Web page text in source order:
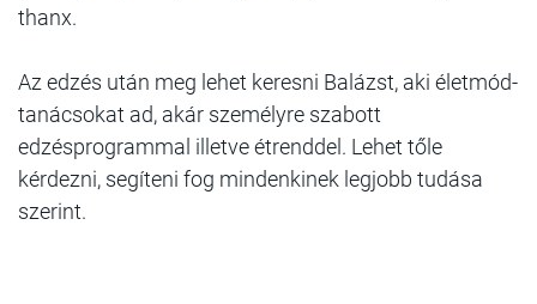
thanx.
Az edzés után meg lehet keresni Balázst, aki életmód-
tanácsokat ad, akár személyre szabott
edzésprogrammal illetve étrenddel. Lehet tőle
kérdezni, segíteni fog mindenkinek legjobb tudása
szerint.